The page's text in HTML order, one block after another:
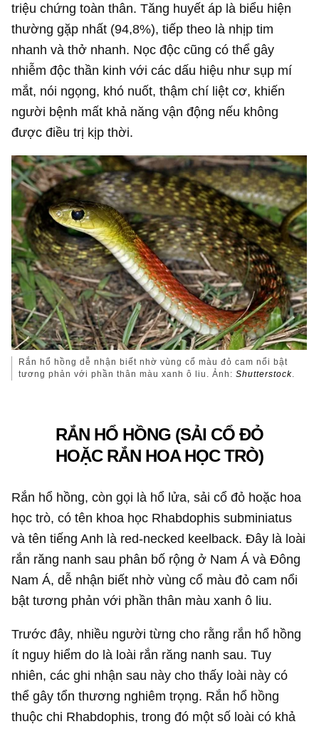
triệu chứng toàn thân. Tăng huyết áp là biểu hiện
thường gặp nhất (94,8%), tiếp theo là nhịp tim
nhanh và thở nhanh. Nọc độc cũng có thể gây
nhiễm độc thần kinh với các dấu hiệu như sụp mí
mắt, nói ngọng, khó nuốt, thậm chí liệt cơ, khiến
người bệnh mất khả năng vận động nếu không
được điều trị kịp thời.
Rắn hổ hồng dễ nhận biết nhờ vùng cổ màu đỏ cam nổi bật
tương phản với phần thân màu xanh ô liu. Ảnh:Shutterstock.
RẮN HỔ HỒNG (SẢI CỔ ĐỎ
HOẶC RẮN HOA HỌC TRÒ)
Rắn hổ hồng, còn gọi là hổ lửa, sải cổ đỏ hoặc hoa
học trò, có tên khoa học Rhabdophis subminiatus
và tên tiếng Anh là red-necked keelback. Đây là loài
rắn răng nanh sau phân bố rộng ở Nam Á và Đông
Nam Á, dễ nhận biết nhờ vùng cổ màu đỏ cam nổi
bật tương phản với phần thân màu xanh ô liu.
Trước đây, nhiều người từng cho rằng rắn hổ hồng
ít nguy hiểm do là loài rắn răng nanh sau. Tuy
nhiên, các ghi nhận sau này cho thấy loài này có
thể gây tổn thương nghiêm trọng. Rắn hổ hồng
thuộc chi Rhabdophis, trong đó một số loài có khả